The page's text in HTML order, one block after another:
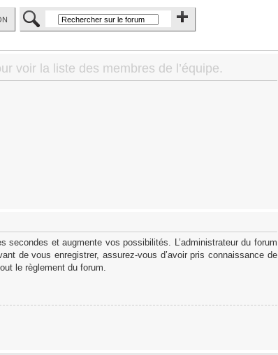
voir la liste des membres de l’équipe.
secondes et augmente vos possibilités. L’administrateur du forum
de vous enregistrer, assurez-vous d’avoir pris connaissance de
le règlement du forum.